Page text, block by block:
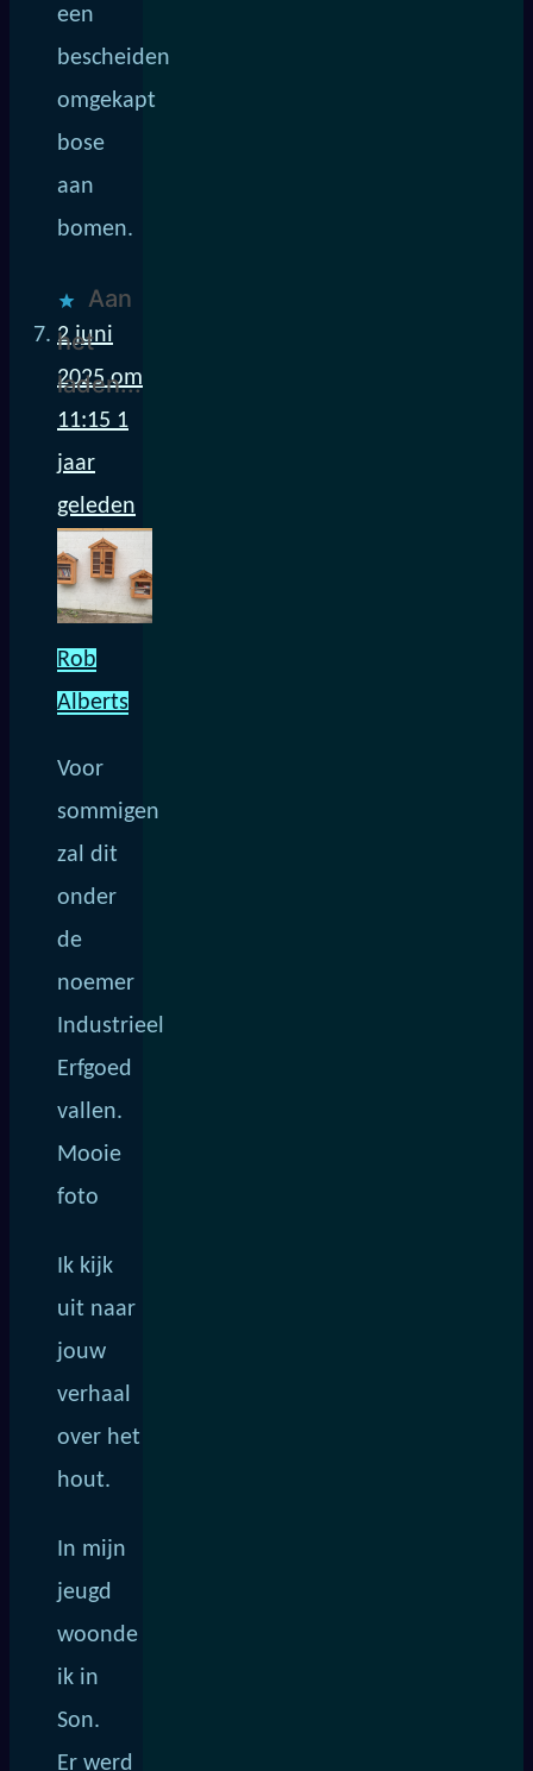
een
bescheiden
omgekapt
bose
aan
bomen.
Aan
het
laden...
2 juni
2025 om
11:15 1
jaar
geleden
Rob
Alberts
Voor
sommigen
zal dit
onder
de
noemer
Industrieel
Erfgoed
vallen.
Mooie
foto
Ik kijk
uit naar
jouw
verhaal
over het
hout.
In mijn
jeugd
woonde
ik in
Son.
Er werd